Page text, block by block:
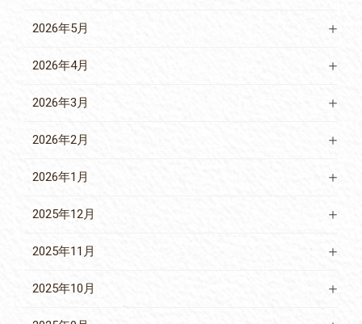
2026年5月
2026年4月
2026年3月
2026年2月
2026年1月
2025年12月
2025年11月
2025年10月